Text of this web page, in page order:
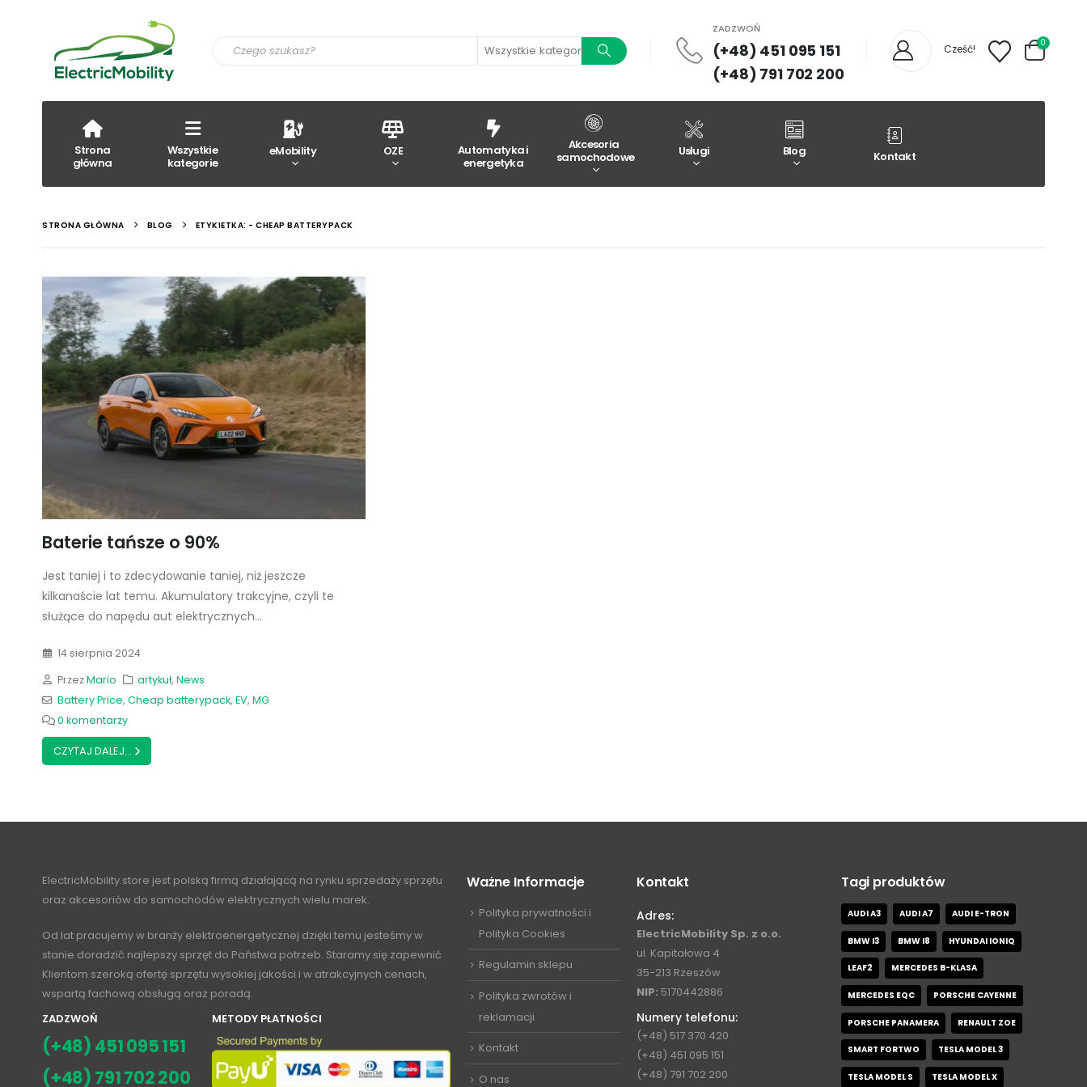
Wszystkie kategorie
ZADZWOŃ
(+48) 451 095 151
(+48) 791 702 200
Cześć! 0
Strona
główna
Wszystkie
kategorie
eMobility OZE
Automatyka i
energetyka
Akcesoria
samochodowe
Usługi Blog Kontakt
STRONA GŁÓWNA BLOG ETYKIETKA: - CHEAP BATTERYPACK
Baterie tańsze o 90%
Jest taniej i to zdecydowanie taniej, niż jeszcze
kilkanaście lat temu. Akumulatory trakcyjne, czyli te
służące do napędu aut elektrycznych...
14 sierpnia 2024
PrzezMario artykuł,News
Battery Price, Cheap batterypack, EV, MG
0 komentarzy
CZYTAJ DALEJ...
ElectricMobility.store jest polską firmą działającą na rynku sprzedaży sprzętu
oraz akcesoriów do samochodów elektrycznych wielu marek.
Od lat pracujemy w branży elektroenergetycznej dzięki temu jesteśmy w
stanie doradzić najlepszy sprzęt do Państwa potrzeb. Staramy się zapewnić
Klientom szeroką ofertę sprzętu wysokiej jakości i w atrakcyjnych cenach,
wspartą fachową obsługą oraz poradą.
ZADZWOŃ
(+48) 451 095 151
(+48) 791 702 200
METODY PŁATNOŚCI
Ważne Informacje
Polityka prywatności i
Polityka Cookies
Regulamin sklepu
Polityka zwrotów i
reklamacji
Kontakt
O nas
Kontakt
Adres:
ElectricMobility Sp. z o.o.
ul. Kapitałowa 4
35-213 Rzeszów
NIP: 5170442886
Numery telefonu:
(+48) 517 370 420
(+48) 451 095 151
(+48) 791 702 200
Tagi produktów
AUDI A3 AUDI A7 AUDI E-TRON
BMW I3 BMW I8 HYUNDAI IONIQ
LEAF2 MERCEDES B-KLASA
MERCEDES EQC PORSCHE CAYENNE
PORSCHE PANAMERA RENAULT ZOE
SMART FORTWO TESLA MODEL 3
TESLA MODEL S TESLA MODEL X